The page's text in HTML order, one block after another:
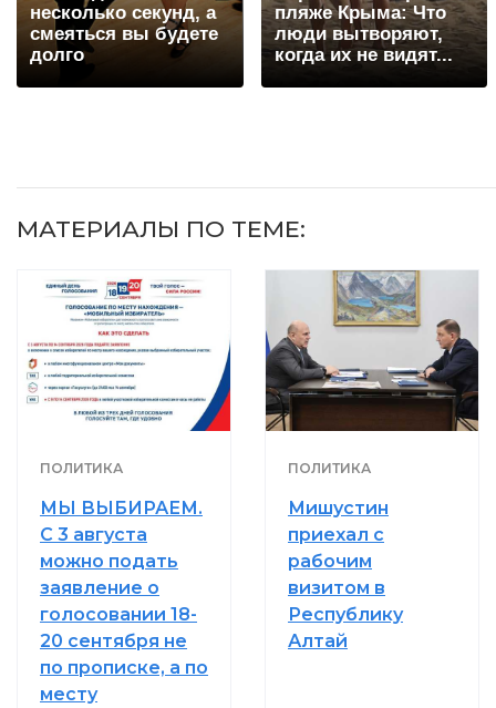
несколько секунд, а
смеяться вы будете
долго
пляже Крыма: Что
люди вытворяют,
когда их не видят...
МАТЕРИАЛЫ ПО ТЕМЕ:
ПОЛИТИКА
МЫ ВЫБИРАЕМ.
С 3 августа
можно подать
заявление о
голосовании 18-
20 сентября не
по прописке, а по
месту
ПОЛИТИКА
Мишустин
приехал с
рабочим
визитом в
Республику
Алтай